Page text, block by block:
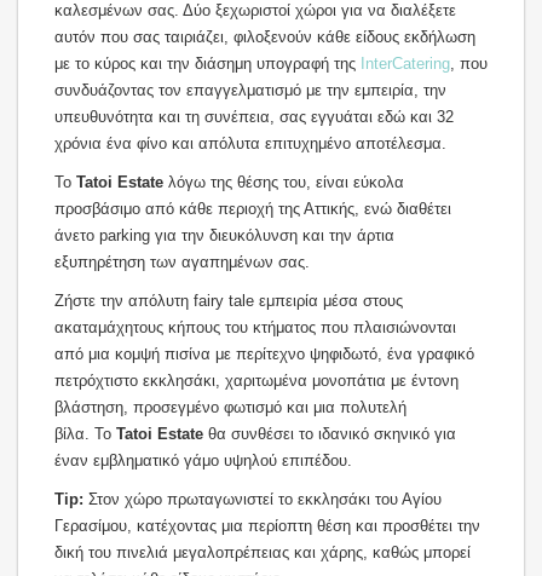
καλεσμένων σας. Δύο ξεχωριστοί χώροι για να διαλέξετε
αυτόν που σας ταιριάζει, φιλοξενούν κάθε είδους εκδήλωση
με το κύρος και την διάσημη υπογραφή της InterCatering, που
συνδυάζοντας τον επαγγελματισμό με την εμπειρία, την
υπευθυνότητα και τη συνέπεια, σας εγγυάται εδώ και 32
χρόνια ένα φίνο και απόλυτα επιτυχημένο αποτέλεσμα.
Το Tatoi Estate λόγω της θέσης του, είναι εύκολα
προσβάσιμο από κάθε περιοχή της Αττικής, ενώ διαθέτει
άνετο parking για την διευκόλυνση και την άρτια
εξυπηρέτηση των αγαπημένων σας.
Ζήστε την απόλυτη fairy tale εμπειρία μέσα στους
ακαταμάχητους κήπους του κτήματος που πλαισιώνονται
από μια κομψή πισίνα με περίτεχνο ψηφιδωτό, ένα γραφικό
πετρόχτιστο εκκλησάκι, χαριτωμένα μονοπάτια με έντονη
βλάστηση, προσεγμένο φωτισμό και μια πολυτελή
βίλα. Το Tatoi Estate θα συνθέσει το ιδανικό σκηνικό για
έναν εμβληματικό γάμο υψηλού επιπέδου.
Tip: Στον χώρο πρωταγωνιστεί το εκκλησάκι του Αγίου
Γερασίμου, κατέχοντας μια περίοπτη θέση και προσθέτει την
δική του πινελιά μεγαλοπρέπειας και χάρης, καθώς μπορεί